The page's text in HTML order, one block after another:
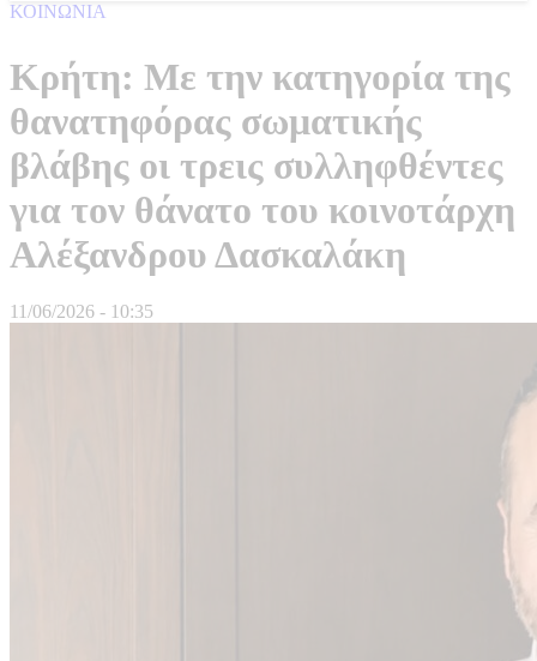
ΚΟΙΝΩΝΙΑ
Κρήτη: Με την κατηγορία της
θανατηφόρας σωματικής
βλάβης οι τρεις συλληφθέντες
για τον θάνατο του κοινοτάρχη
Αλέξανδρου Δασκαλάκη
11/06/2026 - 10:35